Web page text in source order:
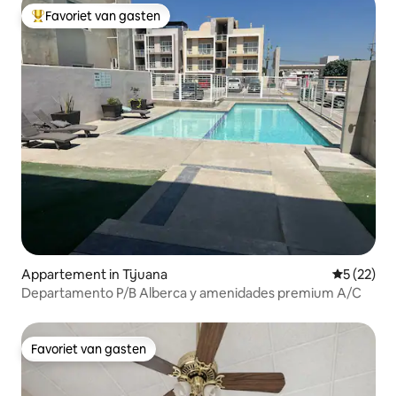
Topfavoriet van gasten
Favoriet van gasten
Appartement in Tijuana
5 (22)
Departamento P/B Alberca y amenidades premium A/C
Favoriet van gasten
Favoriet van gasten